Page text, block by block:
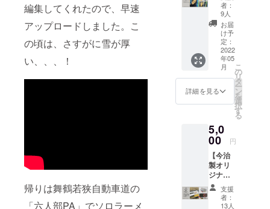
編集してくれたので、早速
アップロードしました。こ
の頃は、さすがに雪が厚
い、、、！
帰りは舞鶴若狭自動車道の
「六人部PA」でソロラーメ
ず貼る
ことが
できま
すの
で、ぜ
ひ愛車
のリア
ガラス
に貼っ
ていた
す。
のため
にご支
援お願
いしま
す！（1
名あた
り5,000
円で考
えてい
ます）
子や集
合写真
を数点
と代表
の大学
生から
のお礼
メッ
セージ
STUDIO
ONEと
STUDIO
TWOの
2種類の
モーテ
ルキー
をセッ
トにし
てお届
けしま
の各返
礼品は
STUDIO
ONEの
モーテ
ルキー
をお届
けしま
すが、
者：
9人
お届
け予
定：
2022
年05
月
詳細を見る
こ
の
リ
タ
ー
ン
を
選
択
す
る
5,0
00 円
【今治
製オリ
ジナル
タオ
ル】
「キャ
支援
者：
13人